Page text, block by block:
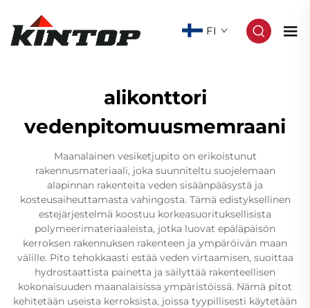
FI
alikonttori
vedenpitomuusmemraani
Maanalainen vesiketjupito on erikoistunut
rakennusmateriaali, joka suunniteltu suojelemaan
alapinnan rakenteita veden sisäänpääsystä ja
kosteusaiheuttamasta vahingosta. Tämä edistyksellinen
estejärjestelmä koostuu korkeasuorituksellisista
polymeerimateriaaleista, jotka luovat epäläpäisön
kerroksen rakennuksen rakenteen ja ympäröivän maan
välille. Pito tehokkaasti estää veden virtaamisen, suoittaa
hydrostaattista painetta ja säilyttää rakenteellisen
kokonaisuuden maanalaisissa ympäristöissä. Nämä pitot
kehitetään useista kerroksista, joissa tyypillisesti käytetään